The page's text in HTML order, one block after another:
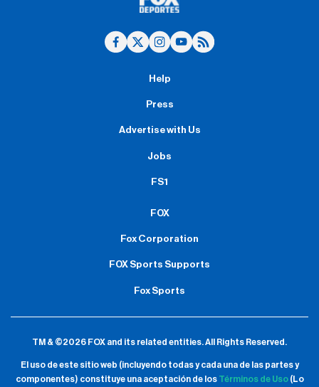
Help
Press
Advertise with Us
Jobs
FS1
FOX
Fox Corporation
FOX Sports Supports
Fox Sports
TM & ©2026 FOX and its related entities.All Rights Reserved.
El uso de este sitio web (incluyendo todas y cada una de las partes y
componentes) constituye una aceptación de los Términos de Uso(Lo